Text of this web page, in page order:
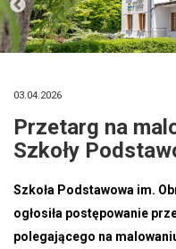
03.04.2026
Przetarg na
Szkoły
Szkoła Podstawowa im.
ogłosiła postępowanie
polegającego na